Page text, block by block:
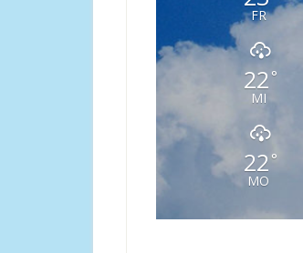
FR
22 °
MI
22 °
MO